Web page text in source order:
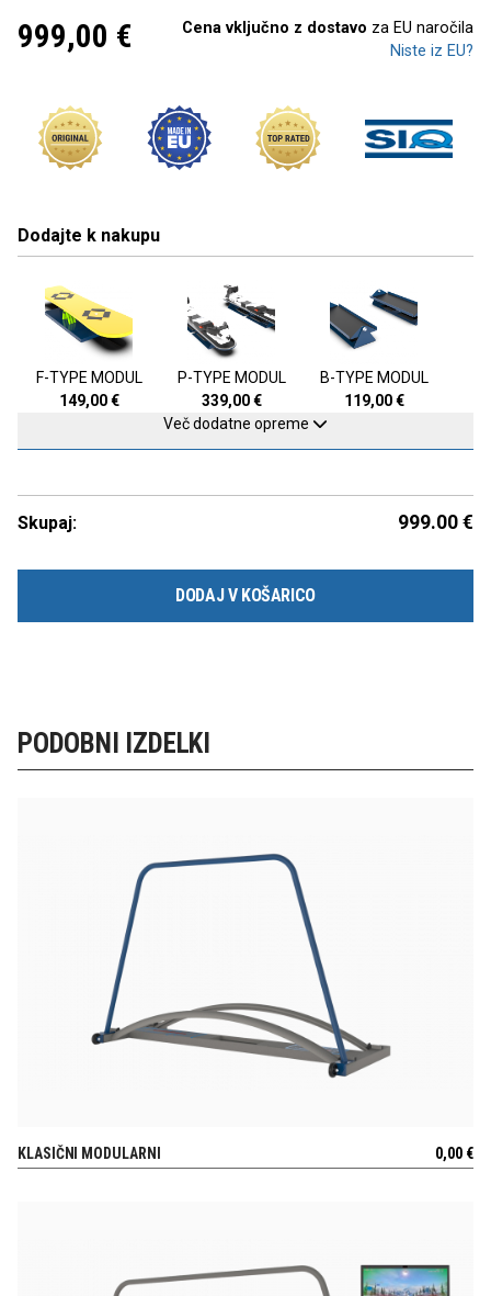
999,00 € Cena vključno z dostavo za EU naročila
Niste iz EU?
Dodajte k nakupu
F-TYPE MODUL
149,00€
P-TYPE MODUL
339,00€
B-TYPE MODUL
119,00€
Več dodatne opreme
Skupaj: 999.00 €
DODAJ V KOŠARICO
PODOBNI IZDELKI
KLASIČNI MODULARNI 0,00 €